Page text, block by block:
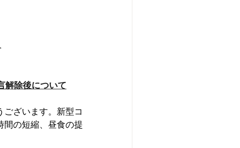
解除後について
ざいます。新型コ
間の短縮、昼食の提